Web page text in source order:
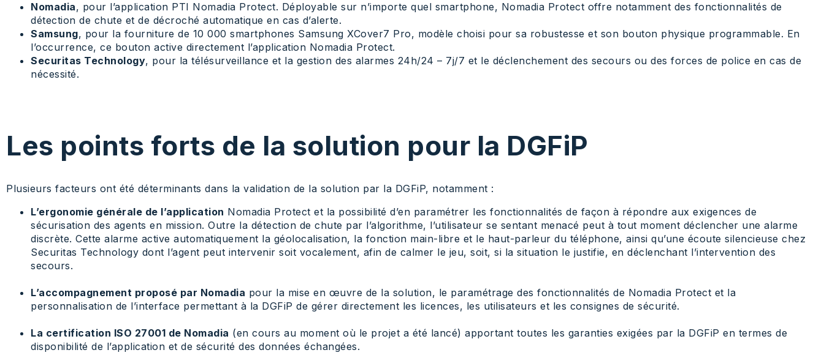
Nomadia, pour l’application PTI Nomadia Protect. Déployable sur n’importe quel smartphone, Nomadia Protect offre notamment des fonctionnalités de
détection de chute et de décroché automatique en cas d’alerte.
Samsung, pour la fourniture de 10 000 smartphones Samsung XCover7 Pro, modèle choisi pour sa robustesse et son bouton physique programmable. En
l’occurrence, ce bouton active directement l’application Nomadia Protect.
Securitas Technology, pour la télésurveillance et la gestion des alarmes 24h/24 – 7j/7 et le déclenchement des secours ou des forces de police en cas de
nécessité.
Les points forts de la solution pour la DGFiP
Plusieurs facteurs ont été déterminants dans la validation de la solution par la DGFiP, notamment :
L’ergonomie générale de l’application Nomadia Protect et la possibilité d’en paramétrer les fonctionnalités de façon à répondre aux exigences de
sécurisation des agents en mission. Outre la détection de chute par l’algorithme, l’utilisateur se sentant menacé peut à tout moment déclencher une alarme
discrète. Cette alarme active automatiquement la géolocalisation, la fonction main-libre et le haut-parleur du téléphone, ainsi qu’une écoute silencieuse chez
Securitas Technology dont l’agent peut intervenir soit vocalement, afin de calmer le jeu, soit, si la situation le justifie, en déclenchant l’intervention des
secours.
L’accompagnement proposé par Nomadia pour la mise en œuvre de la solution, le paramétrage des fonctionnalités de Nomadia Protect et la
personnalisation de l’interface permettant à la DGFiP de gérer directement les licences, les utilisateurs et les consignes de sécurité.
La certification ISO 27001 de Nomadia (en cours au moment où le projet a été lancé) apportant toutes les garanties exigées par la DGFiP en termes de
disponibilité de l’application et de sécurité des données échangées.